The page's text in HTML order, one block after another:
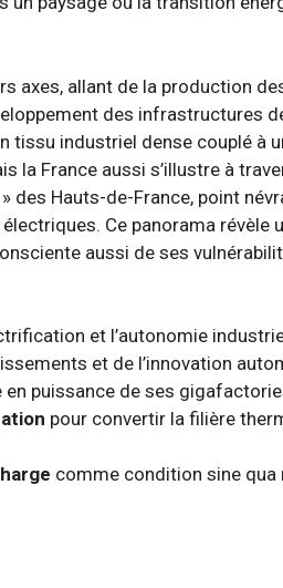
axes, allant de la production
des infrastructures
tissu industriel dense couplé à
la France aussi s’illustre à
des Hauts-de-France, point
Ce panorama révèle
aussi de ses
et l’autonomie
et de l’innovation
en puissance de ses
pour convertir la filière
comme condition sine qua